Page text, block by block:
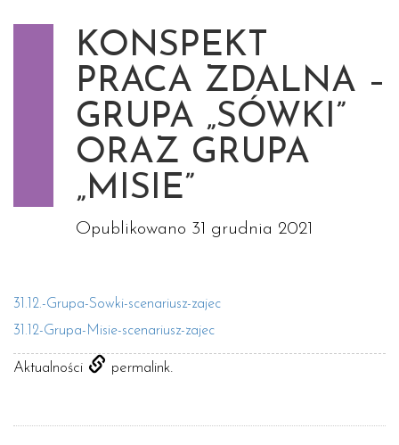
KONSPEKT
PRACA ZDALNA –
GRUPA „SÓWKI”
ORAZ GRUPA
„MISIE”
Opublikowano 31 grudnia 2021
31.12.-Grupa-Sowki-scenariusz-zajec
31.12-Grupa-Misie-scenariusz-zajec
Aktualności permalink.